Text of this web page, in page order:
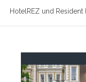
HotelREZ und Resident